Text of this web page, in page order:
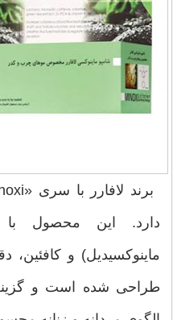
دارد. این محصول با
ماینوکسیدیل) و کافئین،
طراحی شده است و